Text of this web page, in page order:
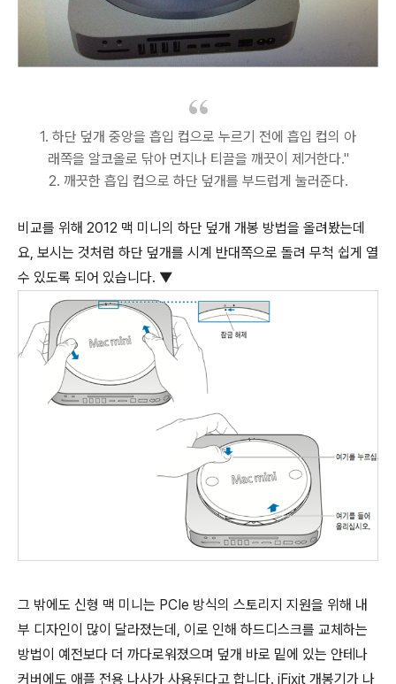
1. 하단 덮개 중앙을 흡입 컵으로 누르기 전에 흡입 컵의 아
래쪽을 알코올로 닦아 먼지나 티끌을 깨끗이 제거한다."
2. 깨끗한 흡입 컵으로 하단 덮개를 부드럽게 눌러준다.
비교를 위해 2012 맥 미니의 하단 덮개 개봉 방법을 올려봤는데
요, 보시는 것처럼 하단 덮개를 시계 반대쪽으로 돌려 무척 쉽게 열
수 있도록 되어 있습니다. ▼
그 밖에도 신형 맥 미니는 PCIe 방식의 스토리지 지원을 위해 내
부 디자인이 많이 달라졌는데, 이로 인해 하드디스크를 교체하는
방법이 예전보다 더 까다로워졌으며 덮개 바로 밑에 있는 안테나
커버에도 애플 전용 나사가 사용된다고 합니다. iFixit 개봉기가 나